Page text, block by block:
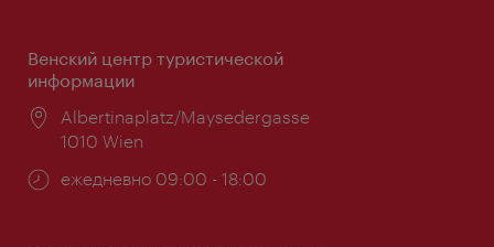
Венский центр туристической
информации
Расположение:
Albertinaplatz/Maysedergasse
1010 Wien
Часы
ежедневно 09:00 - 18:00